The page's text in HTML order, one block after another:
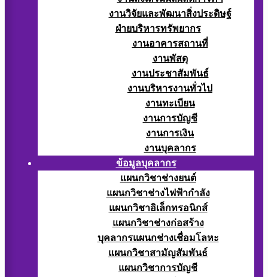
งานวิจัยและพัฒนาสิ่งประดิษฐ์
ฝ่ายบริหารทรัพยากร
งานอาคารสถานที่
งานพัสดุ
งานประชาสัมพันธ์
งานบริหารงานทั่วไป
งานทะเบียน
งานการบัญชี
งานการเงิน
งานบุคลากร
ข้อมูลบุคลากร
แผนกวิชาช่างยนต์
แผนกวิชาช่างไฟฟ้ากำลัง
แผนกวิชาอิเล็กทรอนิกส์
แผนกวิชาช่างก่อสร้าง
บุคลากรแผนกช่างเชื่อมโลหะ
แผนกวิชาสามัญสัมพันธ์
แผนกวิชาการบัญชี